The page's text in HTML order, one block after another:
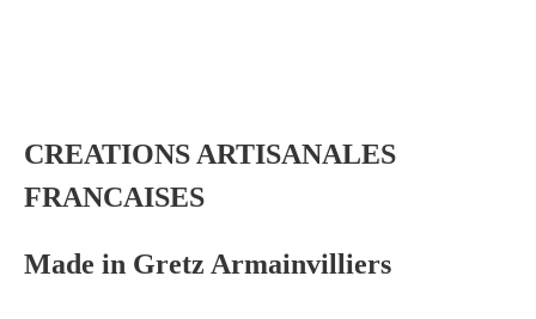
CREATIONS ARTISANALES
FRANCAISES
Made in Gretz Armainvilliers